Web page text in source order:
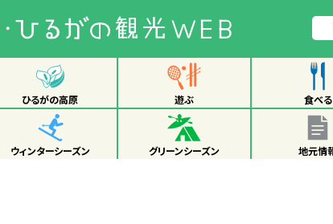
ひるがの高原 遊ぶ 食べる
ウィンターシーズン グリーンシーズン 地元情